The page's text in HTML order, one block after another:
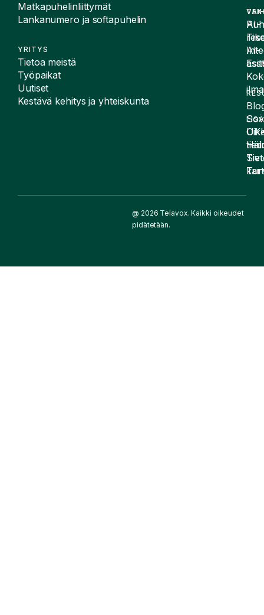
Matkapuhelinliittymät
Lankanumero ja softapuhelin
YRITYS
Tietoa meistä
Työpaikat
Uutiset
Kestävä kehitys ja yhteiskunta
AI-
AI-
@ 2026 Telavox. Kaikki oikeudet
pidätetään.